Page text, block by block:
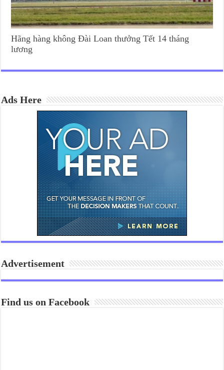
Hãng hàng không Đài Loan thưởng Tết 14 tháng
lương
Ads Here
Advertisement
Find us on Facebook